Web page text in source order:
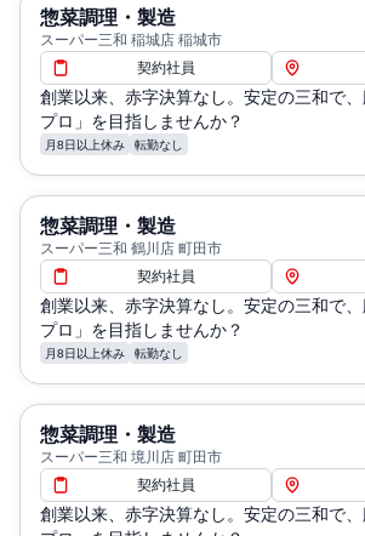
惣菜調理・製造
スーパー三和 稲城店 稲城市
契約社員
創業以来、赤字決算なし。安定の三和で
プロ」を目指しませんか？
月8日以上休み 転勤なし
惣菜調理・製造
スーパー三和 鶴川店 町田市
契約社員
創業以来、赤字決算なし。安定の三和で
プロ」を目指しませんか？
月8日以上休み 転勤なし
惣菜調理・製造
スーパー三和 境川店 町田市
契約社員
創業以来、赤字決算なし。安定の三和で